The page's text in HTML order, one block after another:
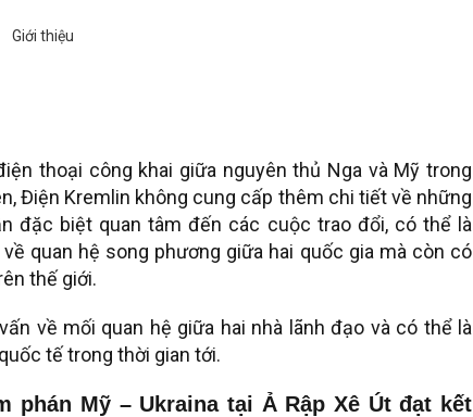
thoại công khai giữa nguyên thủ Nga và Mỹ trong
Điện Kremlin không cung cấp thêm chi tiết về những
đặc biệt quan tâm đến các cuộc trao đổi, có thể là
quan hệ song phương giữa hai quốc gia mà còn có
thế giới.
về mối quan hệ giữa hai nhà lãnh đạo và có thể là
tế trong thời gian tới.
phán Mỹ – Ukraina tại Ả Rập Xê Út đạt kết